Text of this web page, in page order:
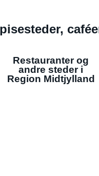
Restauranter og
andre steder i
Region Midtjylland